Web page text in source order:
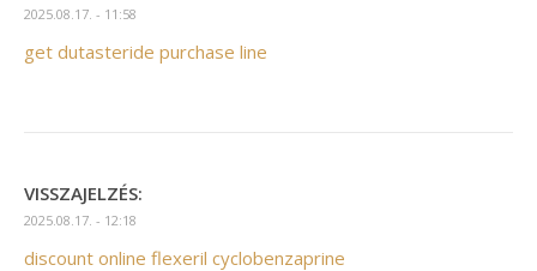
2025.08.17. - 11:58
get dutasteride purchase line
VISSZAJELZÉS:
2025.08.17. - 12:18
discount online flexeril cyclobenzaprine